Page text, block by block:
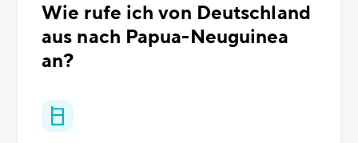
Wie rufe ich von Deutschland
aus nach Papua-Neuguinea
an?